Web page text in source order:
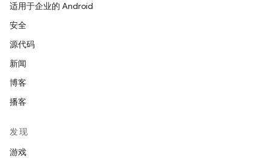
适用于企业的 Android
安全
源代码
新闻
博客
播客
发现
游戏